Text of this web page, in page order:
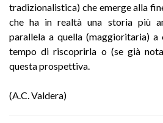
tradizionalistica) che emerge alla
che ha in realtà una storia più
parallela a quella (maggioritaria) a
tempo di riscoprirla o (se già
questa prospettiva.
(A.C. Valdera)